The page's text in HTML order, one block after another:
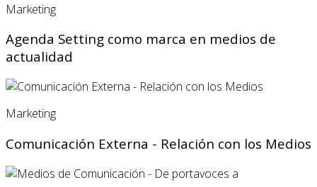
Marketing
Agenda Setting como marca en medios de
actualidad
Marketing
Comunicación Externa - Relación con los Medios